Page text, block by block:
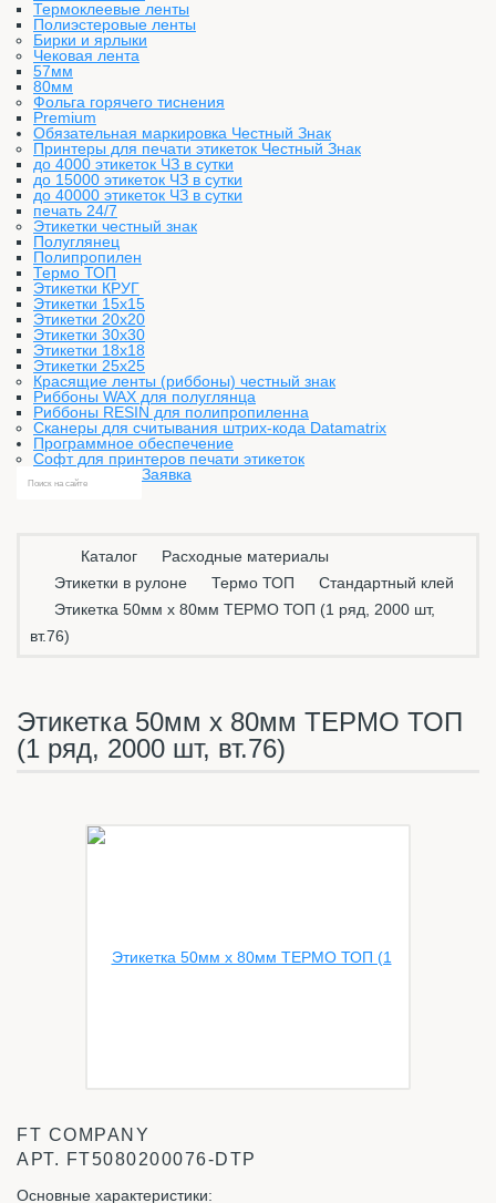
Термоклеевые ленты
Полиэстеровые ленты
Бирки и ярлыки
Чековая лента
57мм
80мм
Фольга горячего тиснения
Premium
Обязательная маркировка Честный Знак
Принтеры для печати этикеток Честный Знак
до 4000 этикеток ЧЗ в сутки
до 15000 этикеток ЧЗ в сутки
до 40000 этикеток ЧЗ в сутки
печать 24/7
Этикетки честный знак
Полуглянец
Полипропилен
Термо ТОП
Этикетки КРУГ
Этикетки 15х15
Этикетки 20х20
Этикетки 30х30
Этикетки 18х18
Этикетки 25х25
Красящие ленты (риббоны) честный знак
Риббоны WAX для полуглянца
Риббоны RESIN для полипропиленна
Сканеры для считывания штрих-кода Datamatrix
Программное обеспечение
Софт для принтеров печати этикеток
Заявка
Каталог
Расходные материалы
Этикетки в рулоне
Термо ТОП
Стандартный клей
Этикетка 50мм х 80мм ТЕРМО ТОП (1 ряд, 2000 шт,
вт.76)
Этикетка 50мм х 80мм ТЕРМО ТОП
(1 ряд, 2000 шт, вт.76)
FT COMPANY
АРТ. FT5080200076-DTP
Основные характеристики: